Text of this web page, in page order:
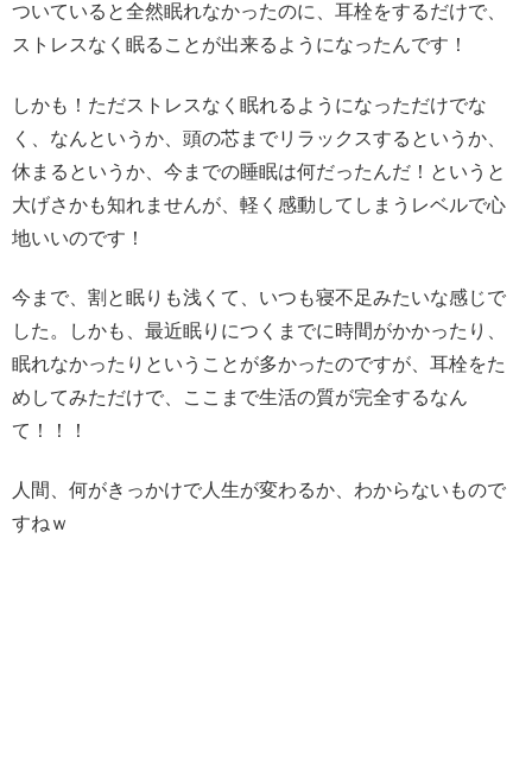
ついていると全然眠れなかったのに、耳栓をするだけで、
ストレスなく眠ることが出来るようになったんです！
しかも！ただストレスなく眠れるようになっただけでな
く、なんというか、頭の芯までリラックスするというか、
休まるというか、今までの睡眠は何だったんだ！というと
大げさかも知れませんが、軽く感動してしまうレベルで心
地いいのです！
今まで、割と眠りも浅くて、いつも寝不足みたいな感じで
した。しかも、最近眠りにつくまでに時間がかかったり、
眠れなかったりということが多かったのですが、耳栓をた
めしてみただけで、ここまで生活の質が完全するなん
て！！！
人間、何がきっかけで人生が変わるか、わからないもので
すねｗ